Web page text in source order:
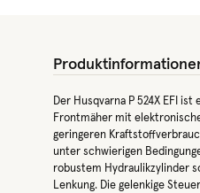
Der Husqvarna P 524X EFI
Frontmäher mit
geringeren
unter schwierigen
robustem Hydraulikzylinder
Lenkung. Die gelenkige